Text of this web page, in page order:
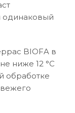
одинаковый
BIOFA в
ниже 12 °C
обработке